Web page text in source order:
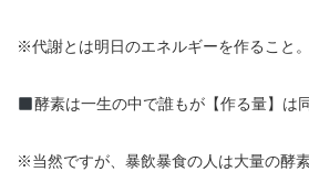
※代謝とは明日のエネルギーを作ること。
酵素は一生の中で誰もが【作る量】は
※当然ですが、暴飲暴食の人は大量の酵